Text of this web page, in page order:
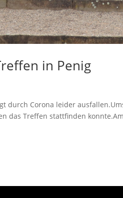
in Penig
durch Corona leider
das Treffen stattfinden